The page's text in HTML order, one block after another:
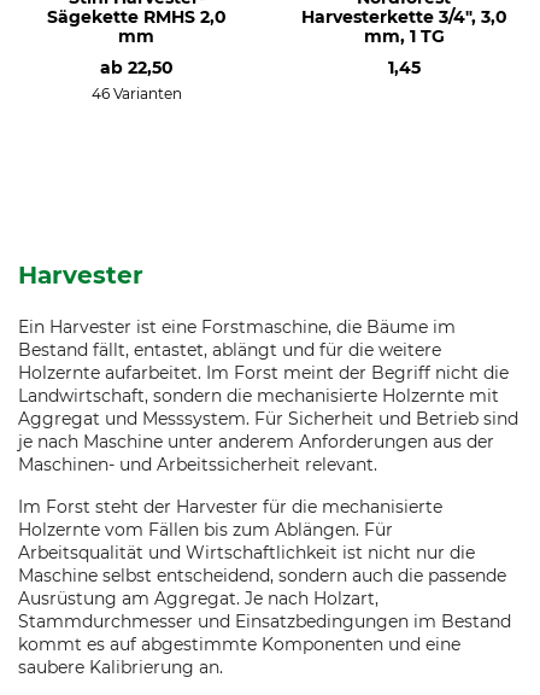
Sägekette RMHS 2,0
mm
ab 22,50
46 Varianten
Harvesterkette 3/4", 3,0
mm, 1 TG
1,45
Harvester
Ein Harvester ist eine Forstmaschine, die Bäume im
Bestand fällt, entastet, ablängt und für die weitere
Holzernte aufarbeitet. Im Forst meint der Begriff nicht die
Landwirtschaft, sondern die mechanisierte Holzernte mit
Aggregat und Messsystem. Für Sicherheit und Betrieb sind
je nach Maschine unter anderem Anforderungen aus der
Maschinen- und Arbeitssicherheit relevant.
Im Forst steht der Harvester für die mechanisierte
Holzernte vom Fällen bis zum Ablängen. Für
Arbeitsqualität und Wirtschaftlichkeit ist nicht nur die
Maschine selbst entscheidend, sondern auch die passende
Ausrüstung am Aggregat. Je nach Holzart,
Stammdurchmesser und Einsatzbedingungen im Bestand
kommt es auf abgestimmte Komponenten und eine
saubere Kalibrierung an.